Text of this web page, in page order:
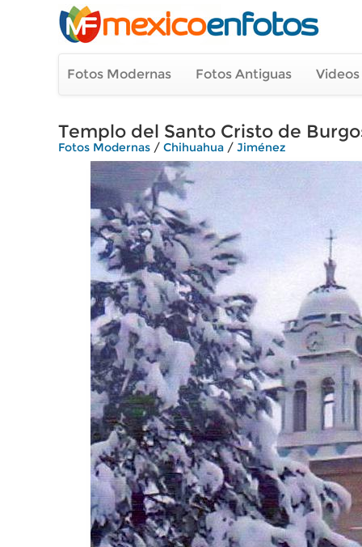
Fotos Modernas Fotos Antiguas
Templo del Santo Cristo de
Fotos Modernas / Chihuahua / Jiménez